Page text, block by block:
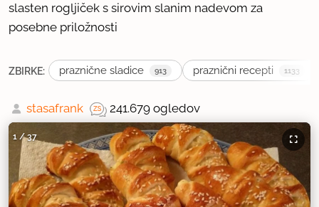
slasten rogljiček s sirovim slanim nadevom za
posebne priložnosti
ZBIRKE: praznične sladice 913 praznični recepti 1133
stasafrank 241.679 ogledov
1 /37